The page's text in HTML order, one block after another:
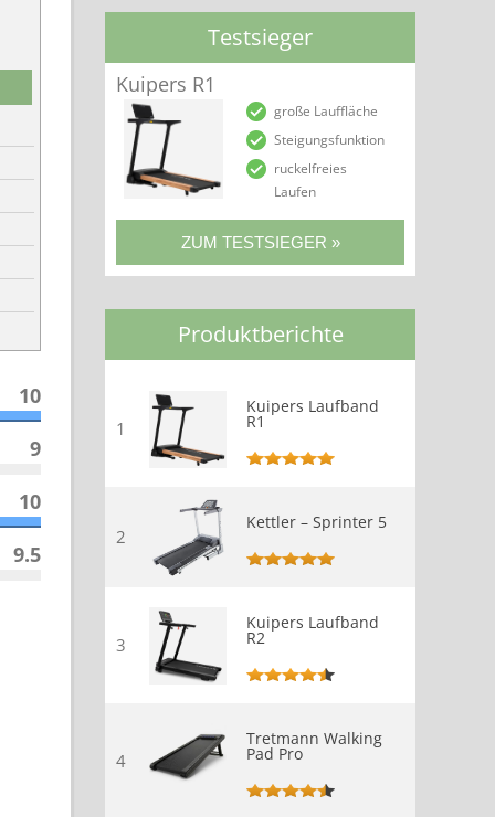
10
9
10
9.5
Testsieger
Kuipers R1
große Lauffläche
Steigungsfunktion
ruckelfreies
Laufen
Produktberichte
1
Kuipers Laufband
R1
2
Kettler – Sprinter 5
3
Kuipers Laufband
R2
4
Tretmann Walking
Pad Pro